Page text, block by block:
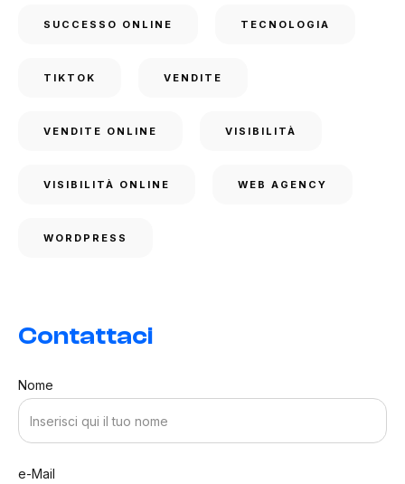
SUCCESSO ONLINE TECNOLOGIA
TIKTOK VENDITE
VENDITE ONLINE VISIBILITÀ
VISIBILITÀ ONLINE WEB AGENCY
WORDPRESS
Contattaci
Nome
e-Mail